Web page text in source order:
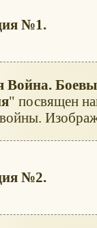
№1.
Война.
" посвящен
№2.